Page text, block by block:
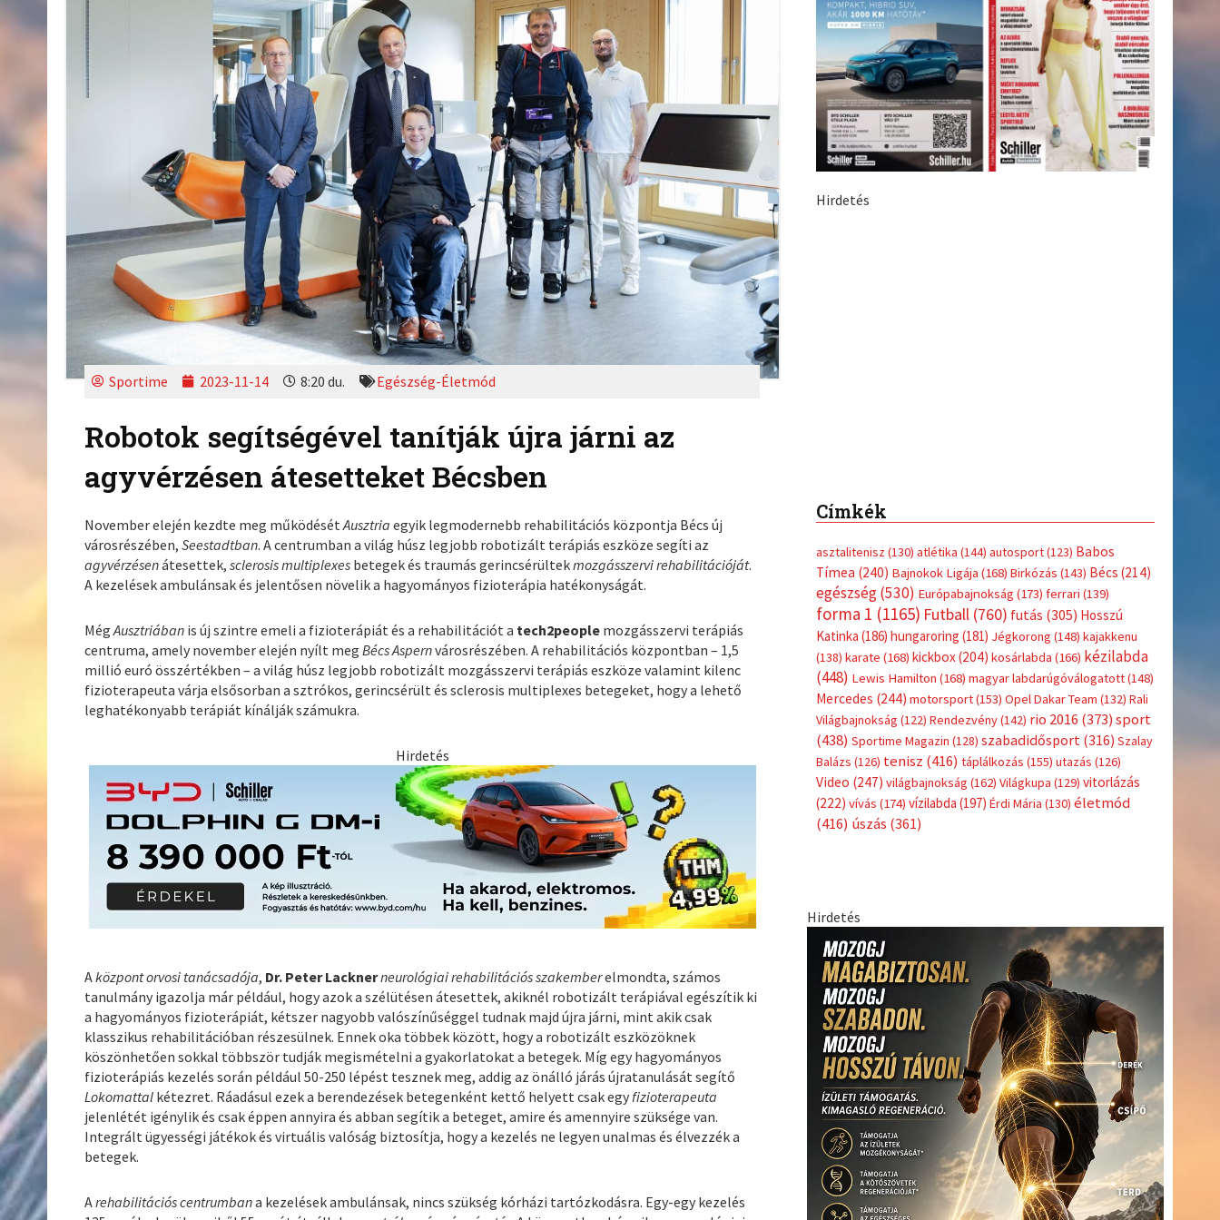
Sportime 2023-11-14 8:20 du. Egészség-Életmód
Robotok segítségével tanítják újra járni az
agyvérzésen átesetteket Bécsben
November elején kezdte meg működésétAusztriaegyik legmodernebb rehabilitációs központja Bécs új
városrészében,Seestadtban. A centrumban a világ húsz legjobb robotizált terápiás eszköze segíti az
agyvérzésenátesettek,sclerosis multiplexes betegek és traumás gerincsérültekmozgásszervi rehabilitációját.
A kezelések ambulánsak és jelentősen növelik a hagyományos fizioterápia hatékonyságát.
MégAusztriában is új szintre emeli a fizioterápiát és a rehabilitációt a tech2people mozgásszervi terápiás
centruma, amely november elején nyílt megBécs Aspernvárosrészében. A rehabilitációs központban – 1,5
millió euró összértékben – a világ húsz legjobb robotizált mozgásszervi terápiás eszköze valamint kilenc
fizioterapeuta várja elsősorban a sztrókos, gerincsérült és sclerosis multiplexes betegeket, hogy a lehető
leghatékonyabb terápiát kínálják számukra.
Hirdetés
Aközpont orvosi tanácsadója, Dr. Peter Lacknerneurológiai rehabilitációs szakemberelmondta, számos
tanulmány igazolja már például, hogy azok a szélütésen átesettek, akiknél robotizált terápiával egészítik ki
a hagyományos fizioterápiát, kétszer nagyobb valószínűséggel tudnak majd újra járni, mint akik csak
klasszikus rehabilitációban részesülnek. Ennek oka többek között, hogy a robotizált eszközöknek
köszönhetően sokkal többször tudják megismételni a gyakorlatokat a betegek. Míg egy hagyományos
fizioterápiás kezelés során például 50-250 lépést tesznek meg, addig az önálló járás újratanulását segítő
Lokomattal kétezret. Ráadásul ezek a berendezések betegenként kettő helyett csak egy fizioterapeuta
jelenlétét igénylik és csak éppen annyira és abban segítik a beteget, amire és amennyire szüksége van.
Integrált ügyességi játékok és virtuális valóság biztosítja, hogy a kezelés ne legyen unalmas és élvezzék a
betegek.
Arehabilitációs centrumbana kezelések ambulánsak, nincs szükség kórházi tartózkodásra. Egy-egy kezelés
Hirdetés
Címkék
asztalitenisz(130) autosport(123)Babos
Tímea(240)Bajnokok Ligája (168)Birkózás(143)Bécs(214)
egészség(530) Európabajnokság(173)ferrari(139)
forma 1(1165) (760)futás(305)
Hosszú
Katinka(186)hungaroring (181)Jégkorong(148)
kajakkenu
(138)karate(168)kickbox(204) kosárlabda(166)kézilabda
(448)Lewis Hamilton(168)magyar labdarúgóválogatott(148)
Mercedes(244)motorsport(153)Opel Dakar Team(132)Rali
Világbajnokság(122)Rendezvény(142)rio 2016(373)sport
(438)Sportime Magazin (128)szabadidősport (316)Szalay
Balázs
(126)tenisz(416)táplálkozás(155)utazás(126)
Video (247)világbajnokság(162) Világkupa(129)vitorlázás
(222)
vívás(174)vízilabda(197) Érdi Mária(130)életmód